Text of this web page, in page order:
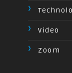
Video
Zoom